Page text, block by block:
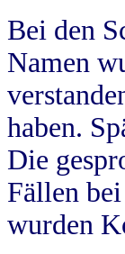
Bei den
Namen
haben.
Die
Fällen
wurden